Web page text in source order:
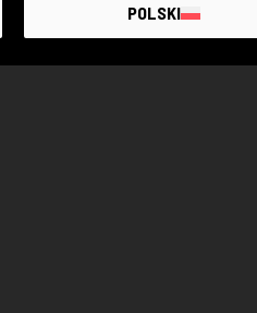
POLSKI